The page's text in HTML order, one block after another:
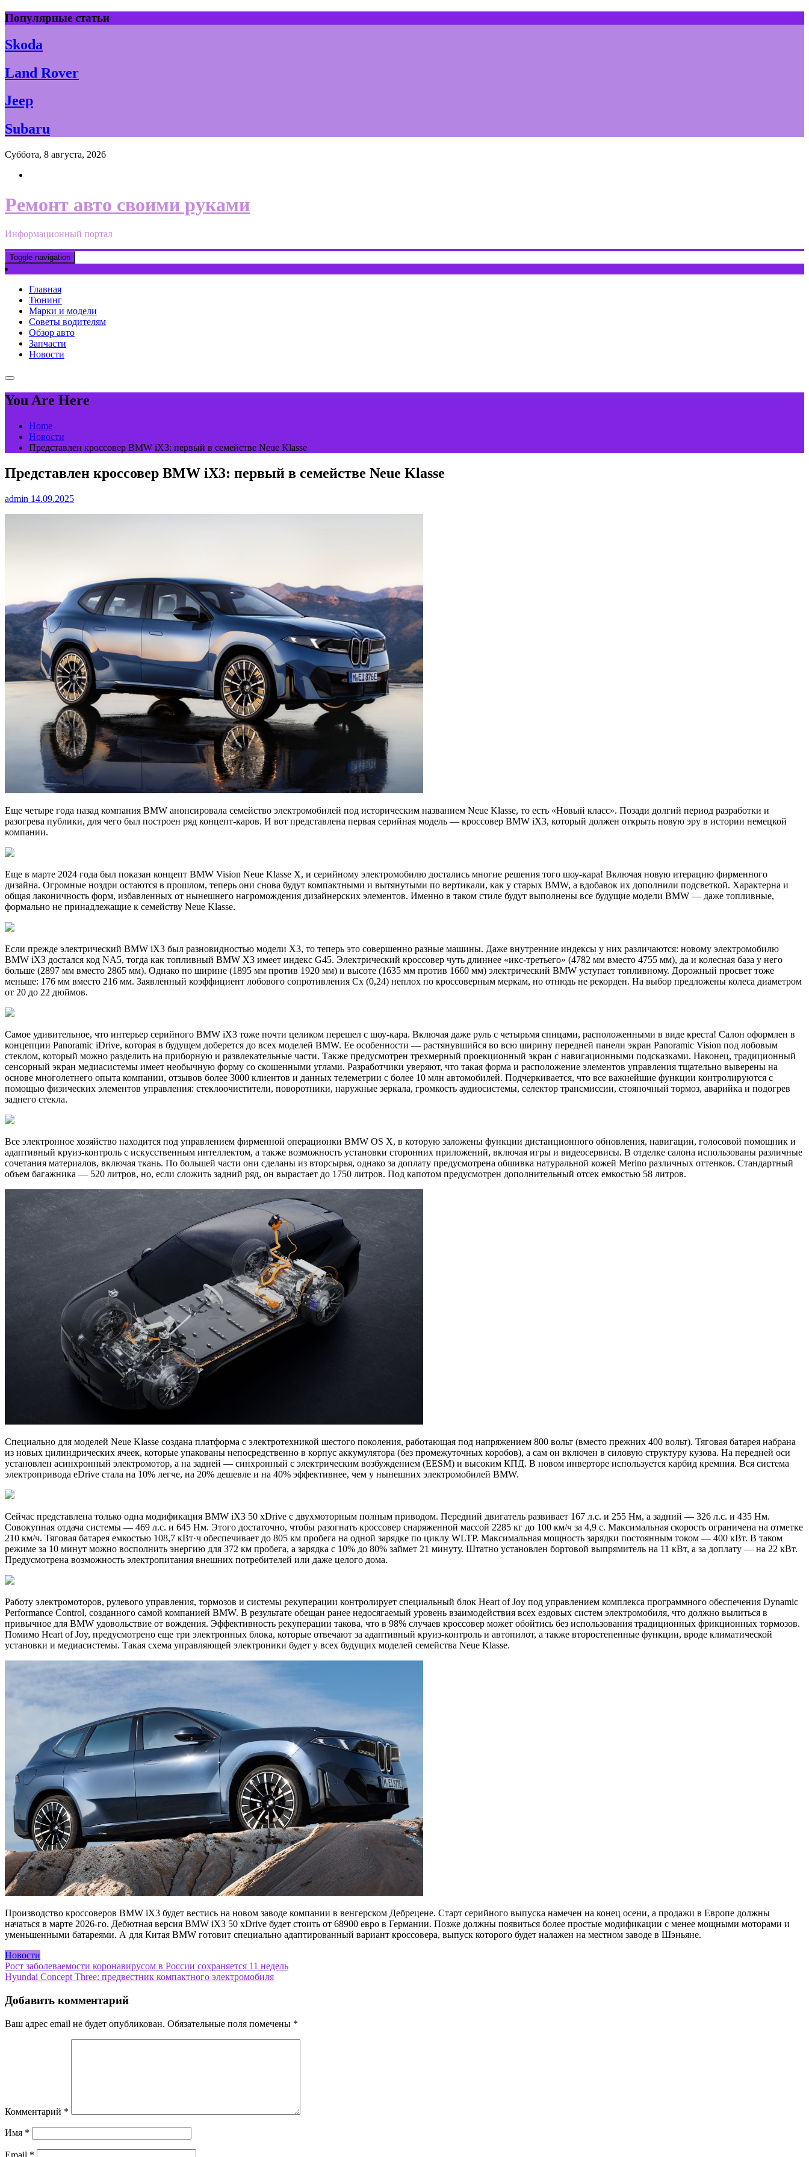
Skip
to
content
Популярные статьи
Skoda
Land Rover
Jeep
Subaru
Суббота, 8 августа, 2026
Ремонт авто своими руками
Информационный портал
Toggle navigation
Главная
Тюнинг
Марки и модели
Советы водителям
Обзор авто
Запчасти
Новости
You Are Here
Home
Новости
Представлен кроссовер BMW iX3: первый в семействе Neue Klasse
Представлен кроссовер BMW iX3: первый в семействе Neue Klasse
admin 14.09.2025
Еще четыре года назад компания BMW анонсировала семейство электромобилей под историческим названием Neue Klasse, то есть «Новый класс». Позади долгий период разработки и
разогрева публики, для чего был построен ряд концепт-каров. И вот представлена первая серийная модель — кроссовер BMW iX3, который должен открыть новую эру в истории немецкой
компании.
Еще в марте 2024 года был показан концепт BMW Vision Neue Klasse X, и серийному электромобилю достались многие решения того шоу-кара! Включая новую итерацию фирменного
дизайна. Огромные ноздри остаются в прошлом, теперь они снова будут компактными и вытянутыми по вертикали, как у старых BMW, а вдобавок их дополнили подсветкой. Характерна и
общая лаконичность форм, избавленных от нынешнего нагромождения дизайнерских элементов. Именно в таком стиле будут выполнены все будущие модели BMW — даже топливные,
формально не принадлежащие к семейству Neue Klasse.
Если прежде электрический BMW iX3 был разновидностью модели X3, то теперь это совершенно разные машины. Даже внутренние индексы у них различаются: новому электромобилю
BMW iX3 достался код NA5, тогда как топливный BMW X3 имеет индекс G45. Электрический кроссовер чуть длиннее «икс-третьего» (4782 мм вместо 4755 мм), да и колесная база у него
больше (2897 мм вместо 2865 мм). Однако по ширине (1895 мм против 1920 мм) и высоте (1635 мм против 1660 мм) электрический BMW уступает топливному. Дорожный просвет тоже
меньше: 176 мм вместо 216 мм. Заявленный коэффициент лобового сопротивления Cx (0,24) неплох по кроссоверным меркам, но отнюдь не рекорден. На выбор предложены колеса диаметром
от 20 до 22 дюймов.
Самое удивительное, что интерьер серийного BMW iX3 тоже почти целиком перешел с шоу-кара. Включая даже руль с четырьмя спицами, расположенными в виде креста! Салон оформлен в
концепции Panoramic iDrive, которая в будущем доберется до всех моделей BMW. Ее особенности — растянувшийся во всю ширину передней панели экран Panoramic Vision под лобовым
стеклом, который можно разделить на приборную и развлекательные части. Также предусмотрен трехмерный проекционный экран с навигационными подсказками. Наконец, традиционный
сенсорный экран медиасистемы имеет необычную форму со скошенными углами. Разработчики уверяют, что такая форма и расположение элементов управления тщательно выверены на
основе многолетнего опыта компании, отзывов более 3000 клиентов и данных телеметрии с более 10 млн автомобилей. Подчеркивается, что все важнейшие функции контролируются с
помощью физических элементов управления: стеклоочистители, поворотники, наружные зеркала, громкость аудиосистемы, селектор трансмиссии, стояночный тормоз, аварийка и подогрев
заднего стекла.
Все электронное хозяйство находится под управлением фирменной операционки BMW OS X, в которую заложены функции дистанционного обновления, навигации, голосовой помощник и
адаптивный круиз-контроль с искусственным интеллектом, а также возможность установки сторонних приложений, включая игры и видеосервисы. В отделке салона использованы различные
сочетания материалов, включая ткань. По большей части они сделаны из вторсырья, однако за доплату предусмотрена обшивка натуральной кожей Merino различных оттенков. Стандартный
объем багажника — 520 литров, но, если сложить задний ряд, он вырастает до 1750 литров. Под капотом предусмотрен дополнительный отсек емкостью 58 литров.
Специально для моделей Neue Klasse создана платформа с электротехникой шестого поколения, работающая под напряжением 800 вольт (вместо прежних 400 вольт). Тяговая батарея набрана
из новых цилиндрических ячеек, которые упакованы непосредственно в корпус аккумулятора (без промежуточных коробов), а сам он включен в силовую структуру кузова. На передней оси
установлен асинхронный электромотор, а на задней — синхронный с электрическим возбуждением (EESM) и высоким КПД. В новом инверторе используется карбид кремния. Вся система
электропривода eDrive стала на 10% легче, на 20% дешевле и на 40% эффективнее, чем у нынешних электромобилей BMW.
Сейчас представлена только одна модификация BMW iX3 50 xDrive с двухмоторным полным приводом. Передний двигатель развивает 167 л.с. и 255 Нм, а задний — 326 л.с. и 435 Нм.
Совокупная отдача системы — 469 л.с. и 645 Нм. Этого достаточно, чтобы разогнать кроссовер снаряженной массой 2285 кг до 100 км/ч за 4,9 с. Максимальная скорость ограничена на отметке
210 км/ч. Тяговая батарея емкостью 108,7 кВт·ч обеспечивает до 805 км пробега на одной зарядке по циклу WLTP. Максимальная мощность зарядки постоянным током — 400 кВт. В таком
режиме за 10 минут можно восполнить энергию для 372 км пробега, а зарядка с 10% до 80% займет 21 минуту. Штатно установлен бортовой выпрямитель на 11 кВт, а за доплату — на 22 кВт.
Предусмотрена возможность электропитания внешних потребителей или даже целого дома.
Работу электромоторов, рулевого управления, тормозов и системы рекуперации контролирует специальный блок Heart of Joy под управлением комплекса программного обеспечения Dynamic
Performance Control, созданного самой компанией BMW. В результате обещан ранее недосягаемый уровень взаимодействия всех ездовых систем электромобиля, что должно вылиться в
привычное для BMW удовольствие от вождения. Эффективность рекуперации такова, что в 98% случаев кроссовер может обойтись без использования традиционных фрикционных тормозов.
Помимо Heart of Joy, предусмотрено еще три электронных блока, которые отвечают за адаптивный круиз-контроль и автопилот, а также второстепенные функции, вроде климатической
установки и медиасистемы. Такая схема управляющей электроники будет у всех будущих моделей семейства Neue Klasse.
Производство кроссоверов BMW iX3 будет вестись на новом заводе компании в венгерском Дебрецене. Старт серийного выпуска намечен на конец осени, а продажи в Европе должны
начаться в марте 2026-го. Дебютная версия BMW iX3 50 xDrive будет стоить от 68900 евро в Германии. Позже должны появиться более простые модификации с менее мощными моторами и
уменьшенными батареями. А для Китая BMW готовит специально адаптированный вариант кроссовера, выпуск которого будет налажен на местном заводе в Шэньяне.
Новости
Навигация
по
записям
Рост заболеваемости коронавирусом в России сохраняется 11 недель
Hyundai Concept Three: предвестник компактного электромобиля
Добавить комментарий
Ваш адрес email не будет опубликован. Обязательные поля помечены *
Комментарий *
Имя *
Email *